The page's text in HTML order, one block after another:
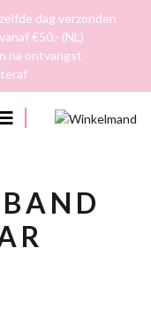
dag verzonden
€50,- (NL)
na ontvangst
0